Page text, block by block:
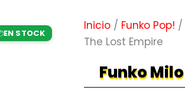
EN STOCK
Inicio / Funko Pop! /
The Lost Empire
Funko